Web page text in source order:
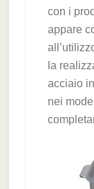
con i
appare
la
acciaio
nei